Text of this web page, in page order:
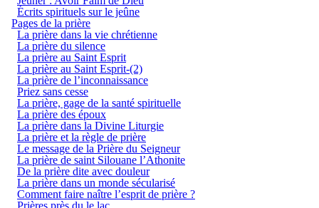
Écrits spirituels sur le jeûne
Pages de la prière
La prière dans la vie chrétienne
La prière du silence
La prière au Saint Esprit
La prière au Saint Esprit-(2)
La prière de l’inconnaissance
Priez sans cesse
La prière, gage de la santé spirituelle
La prière des époux
La prière dans la Divine Liturgie
La prière et la règle de prière
Le message de la Prière du Seigneur
La prière de saint Silouane l’Athonite
De la prière dite avec douleur
La prière dans un monde sécularisé
Comment faire naître l’esprit de prière ?
Prières près du le lac